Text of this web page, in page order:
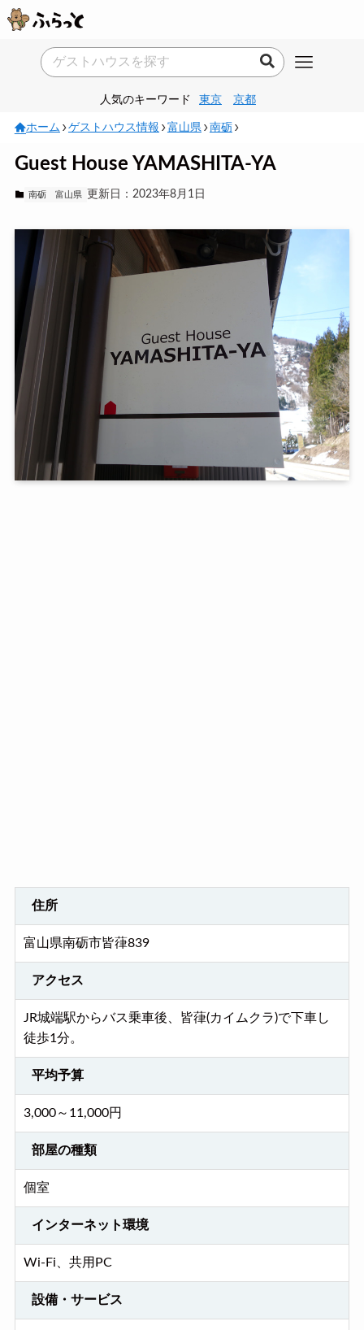
人気のキーワード 東京 京都
ホーム ゲストハウス情報 富山県 南砺
Guest House YAMASHITA-YA
南砺 富山県 更新日：2023年8月1日
住所
富山県南砺市皆葎839
アクセス
JR城端駅からバス乗車後、皆葎(カイムクラ)で下車し
徒歩1分。
平均予算
3,000～11,000円
部屋の種類
個室
インターネット環境
Wi-Fi、共用PC
設備・サービス